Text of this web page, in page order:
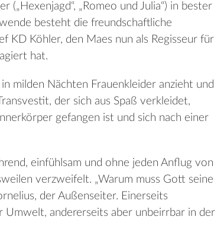
(„Hexenjagd“, „Romeo und Julia“) in bester
besteht die freundschaftliche
KD Köhler, den Maes nun als Regisseur für
hat.
milden Nächten Frauenkleider anzieht und
der sich aus Spaß verkleidet,
gefangen ist und sich nach einer
einfühlsam und ohne jeden Anflug von
verzweifelt. „Warum muss Gott seine
der Außenseiter. Einerseits
andererseits aber unbeirrbar in der